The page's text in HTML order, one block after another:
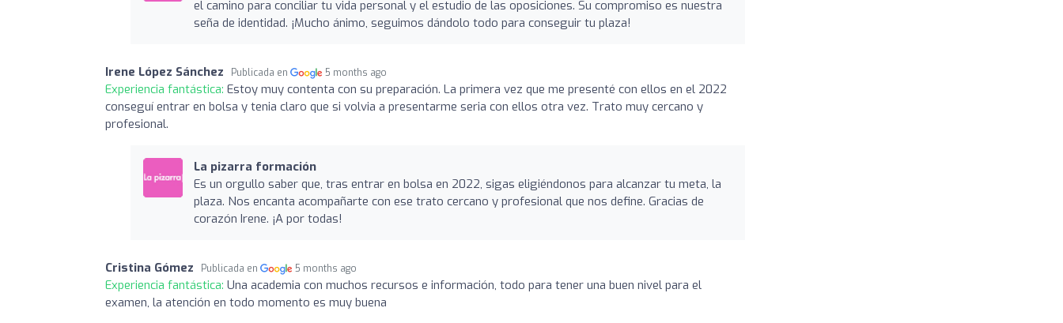
el camino para conciliar tu vida personal y el estudio de las oposiciones. Su compromiso es nuestra
seña de identidad. ¡Mucho ánimo, seguimos dándolo todo para conseguir tu plaza!
Irene López Sánchez Publicada en 5 months ago
Experiencia fantástica: Estoy muy contenta con su preparación. La primera vez que me presenté con ellos en el 2022
conseguí entrar en bolsa y tenia claro que si volvia a presentarme seria con ellos otra vez. Trato muy cercano y
profesional.
La pizarra formación
Es un orgullo saber que, tras entrar en bolsa en 2022, sigas eligiéndonos para alcanzar tu meta, la
plaza. Nos encanta acompañarte con ese trato cercano y profesional que nos define. Gracias de
corazón Irene. ¡A por todas!
Cristina Gómez Publicada en 5 months ago
Experiencia fantástica: Una academia con muchos recursos e información, todo para tener una buen nivel para el
examen, la atención en todo momento es muy buena